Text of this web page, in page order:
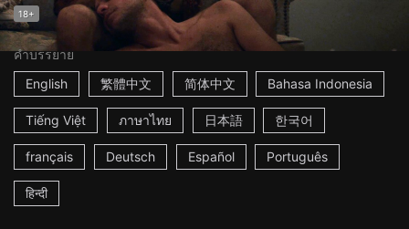
18+
คำบรรยาย
English
繁體中文 简体中文 Bahasa Indonesia
Tiếng Việt ภาษาไทย 日本語 한국어
français Deutsch Español Português
हिन्दी